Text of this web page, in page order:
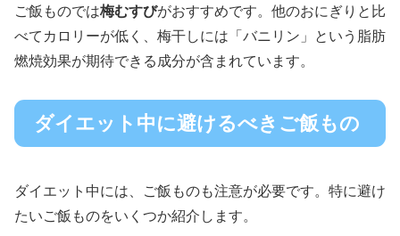
ご飯ものでは梅むすびがおすすめです。他のおにぎりと比
べてカロリーが低く、梅干しには「バニリン」という脂肪
燃焼効果が期待できる成分が含まれています。
ダイエット中に避けるべきご飯もの
ダイエット中には、ご飯ものも注意が必要です。特に避け
たいご飯ものをいくつか紹介します。